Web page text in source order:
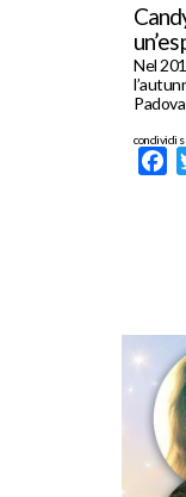
Nel
condividi